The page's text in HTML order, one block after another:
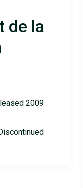
de la
2009